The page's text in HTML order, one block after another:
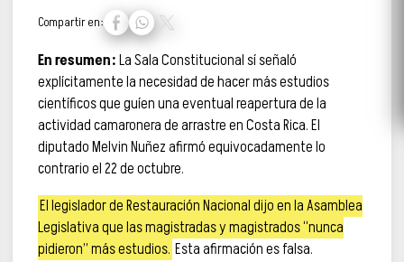
Compartir en:
En resumen:La Sala Constitucional sí señaló
explícitamente la necesidad de hacer más estudios
científicos que guíen una eventual reapertura de la
actividad camaronera de arrastre en Costa Rica. El
diputado Melvin Nuñez afirmó equivocadamente lo
contrario el 22 de octubre.
El legislador de Restauración Nacional dijo en la Asamblea
Legislativa que las magistradas y magistrados “nunca
pidieron” más estudios. Esta afirmación es falsa.